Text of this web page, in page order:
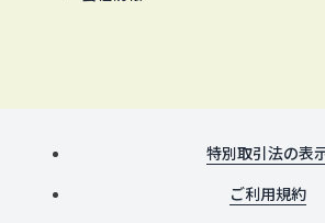
特別取引法の表
ご利用規約